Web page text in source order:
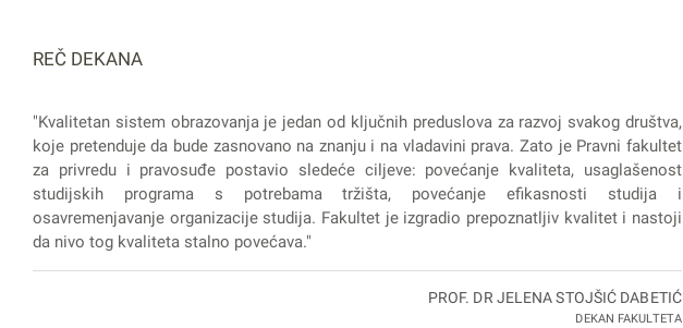
REČ DEKANA
"Kvalitetan sistem obrazovanja je jedan od ključnih preduslova za razvoj svakog društva,
koje pretenduje da bude zasnovano na znanju i na vladavini prava. Zato je Pravni fakultet
za privredu i pravosuđe postavio sledeće ciljeve: povećanje kvaliteta, usaglašenost
studijskih programa s potrebama tržišta, povećanje efikasnosti studija i
osavremenjavanje organizacije studija. Fakultet je izgradio prepoznatljiv kvalitet i nastoji
da nivo tog kvaliteta stalno povećava."
PROF. DR JELENA STOJŠIĆ DABETIĆ
DEKAN FAKULTETA